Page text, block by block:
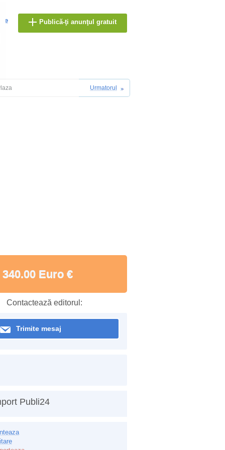
Publică-ţi anunţul gratuit
Urmatorul
340.00 Euro €
Contactează editorul:
Trimite mesaj
Publi24